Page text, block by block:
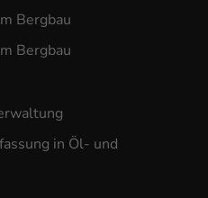
Bergbau
Bergbau
in Öl- und